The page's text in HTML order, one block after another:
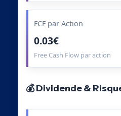
FCF par Action
0.03€
Free Cash Flow par action
💰 Dividende &